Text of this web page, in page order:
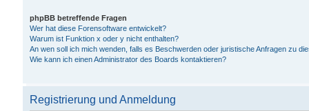
phpBB betreffende Fragen
Wer hat diese Forensoftware entwickelt?
Warum ist Funktion x oder y nicht enthalten?
An wen soll ich mich wenden, falls es Beschwerden oder juristische Anfragen zu
Wie kann ich einen Administrator des Boards kontaktieren?
Registrierung und Anmeldung